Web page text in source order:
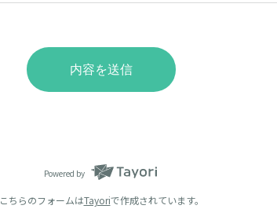
内容を送信
Powered by
こちらのフォームはTayoriで作成されています。